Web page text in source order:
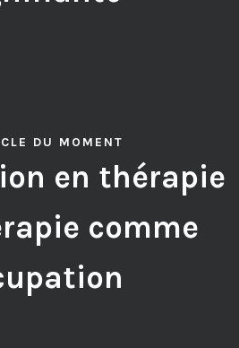
DU MOMENT
en thérapie
comme